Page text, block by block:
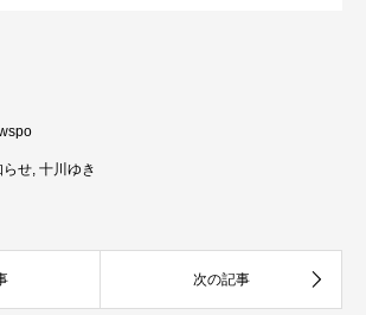
らせ, 十川ゆき